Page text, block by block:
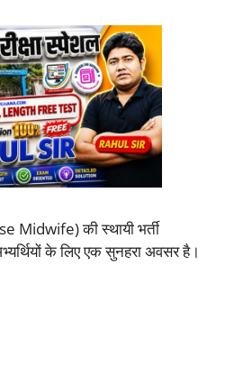
Midwife) की स्थायी भर्ती
के लिए एक सुनहरा अवसर है।